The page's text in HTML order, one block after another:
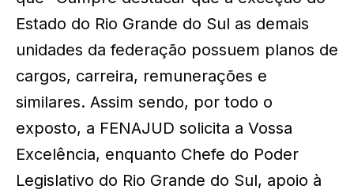
Estado do Rio Grande do Sul as demais
unidades da federação possuem planos de
cargos, carreira, remunerações e
similares. Assim sendo, por todo o
exposto, a FENAJUD solicita a Vossa
Excelência, enquanto Chefe do Poder
Legislativo do Rio Grande do Sul, apoio à